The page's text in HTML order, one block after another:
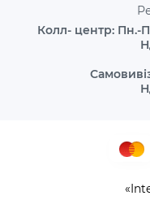
Колл- центр: Пн.-